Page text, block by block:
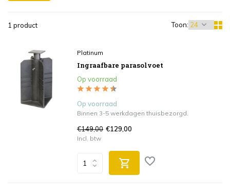
1 product Toon:
Platinum
Ingraafbare parasolvoet
Op voorraad
Op voorraad
Binnen 3-5 werkdagen thuisbezorgd.
€149,00 €129,00
Incl. btw